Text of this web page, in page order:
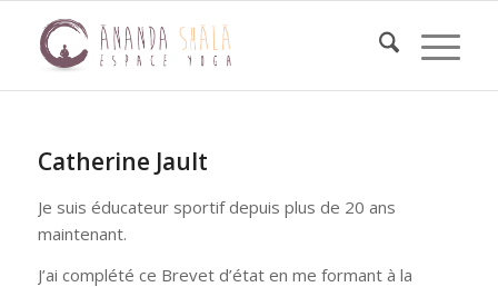
Catherine Jault
Je suis éducateur sportif depuis plus de 20 ans
maintenant.
J’ai complété ce Brevet d’état en me formant à la